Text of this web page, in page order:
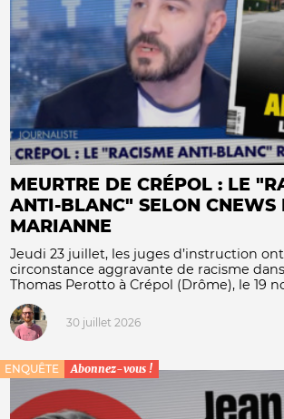
MEURTRE DE CRÉPOL : LE
ANTI-BLANC" SELON CNEWS
MARIANNE
Jeudi 23 juillet, les juges d’instruction
circonstance aggravante de racisme
Thomas Perotto à Crépol (Drôme), le 19
30 juillet 2026
ENQUÊTE Abonnez-vous !